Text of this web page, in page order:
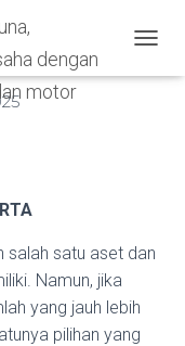
O
G
satu aset dan
Namun, jika
yang jauh lebih
pilihan yang